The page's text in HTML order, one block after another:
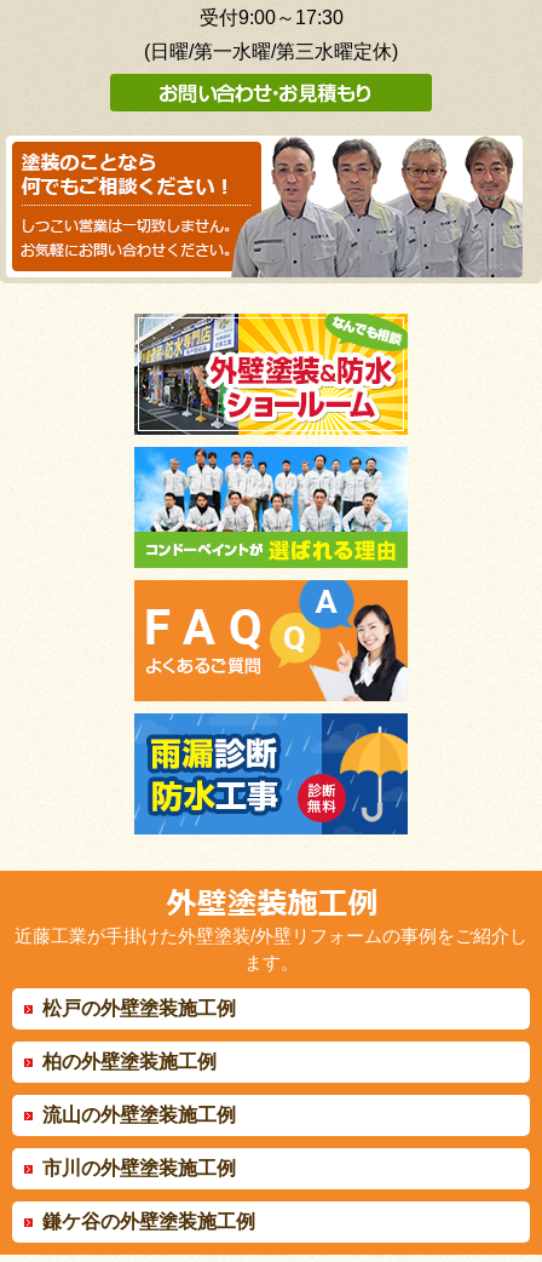
受付9:00～17:30
(日曜/第一水曜/第三水曜定休)
近藤工業が手掛けた外壁塗装/外壁リフォームの事例をご紹介し
ます。
松戸の外壁塗装施工例
柏の外壁塗装施工例
流山の外壁塗装施工例
市川の外壁塗装施工例
鎌ケ谷の外壁塗装施工例